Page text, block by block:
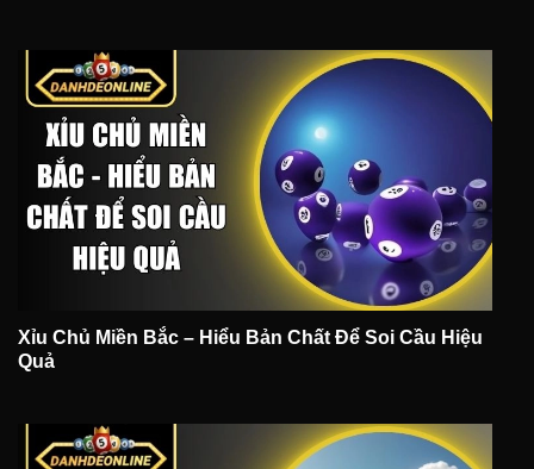
Xỉu Chủ Miền Bắc – Hiểu Bản Chất Để Soi Cầu Hiệu
Quả